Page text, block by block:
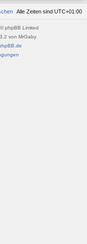
Alle Zeiten sind UTC+01:00
phpBB Limited
von MrGaby